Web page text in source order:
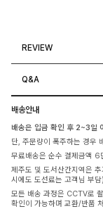
REVIEW
Q&A
배송안내
배송은 입금 확인 후 2~3일
단, 주문량이 폭주하는 경우
무료배송은 순수 결제금액 6
제주도 및 도서산간지역은
시에도 도선료는 고객님 부담)
모든 배송 과정은 CCTV로
확인이 가능하며 교환/반품